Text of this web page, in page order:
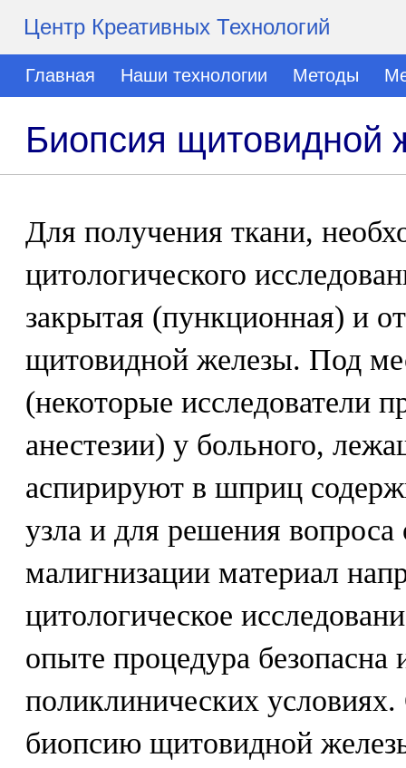
Центр Креативных Технологий
Главная Наши технологии Методы
Биопсия щитовидной
Для получения ткани,
цитологического
закрытая (пункционная) и
щитовидной железы. Под
(некоторые исследователи
анестезии) у больного,
аспирируют в шприц
узла и для решения
малигнизации материал
цитологическое
опыте процедура безопасна
поликлинических
биопсию щитовидной